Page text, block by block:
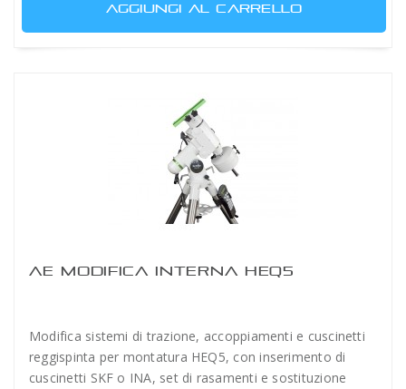
AGGIUNGI AL CARRELLO
AE MODIFICA INTERNA HEQ5
Modifica sistemi di trazione, accoppiamenti e cuscinetti
reggispinta per montatura HEQ5, con inserimento di
cuscinetti SKF o INA, set di rasamenti e sostituzione